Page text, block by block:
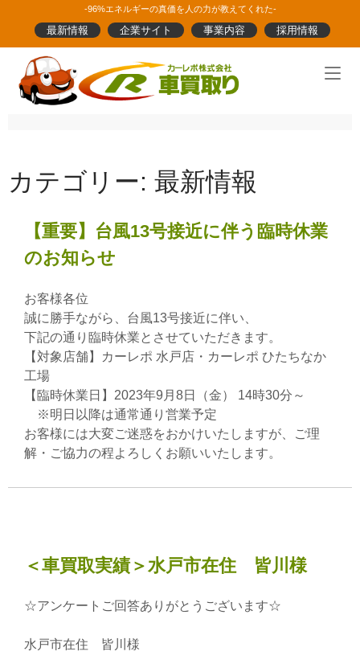
content
-96%エネルギーの真価を人の力が教えてくれた-
最新情報 企業サイト 事業内容 採用情報
カテゴリー: 最新情報
【重要】台風13号接近に伴う臨時休業
のお知らせ
お客様各位
誠に勝手ながら、台風13号接近に伴い、
下記の通り臨時休業とさせていただきます。
【対象店舗】カーレポ 水戸店・カーレポ ひたちなか
工場
【臨時休業日】2023年9月8日（金） 14時30分～
※明日以降は通常通り営業予定
お客様には大変ご迷惑をおかけいたしますが、ご理
解・ご協力の程よろしくお願いいたします。
＜車買取実績＞水戸市在住 皆川様
☆アンケートご回答ありがとうございます☆
水戸市在住 皆川様